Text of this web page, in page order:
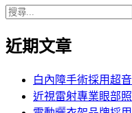
近期文章
白內障手術採用超
近視雷射專業眼部